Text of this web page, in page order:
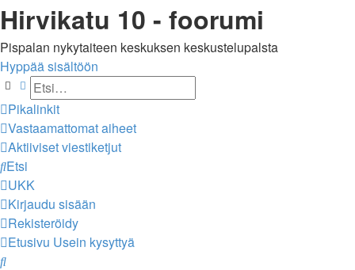
Hirvikatu 10 - foorumi
Pispalan nykytaiteen keskuksen keskustelupalsta
Hyppää sisältöön
Etsi Tarkennettu haku
Pikalinkit
Vastaamattomat aiheet
Aktiiviset viestiketjut
Etsi
UKK
Kirjaudu sisään
Rekisteröidy
Etusivu Usein kysyttyä
Etsi